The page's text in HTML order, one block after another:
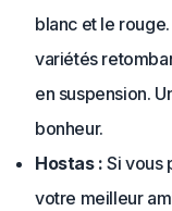
blanc et le
variétés
en suspension.
bonheur.
Hostas : Si vous
votre meilleur